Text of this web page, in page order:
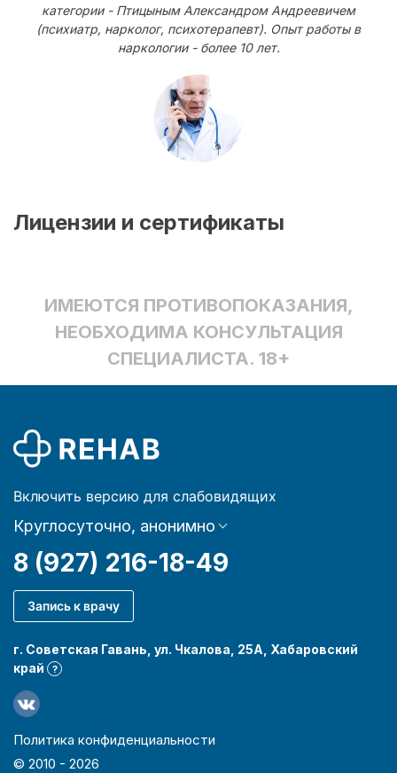
категории - Птицыным Александром Андреевичем
(психиатр, нарколог, психотерапевт). Опыт работы в
наркологии - более 10 лет.
Лицензии и сертификаты
ИМЕЮТСЯ ПРОТИВОПОКАЗАНИЯ,
НЕОБХОДИМА КОНСУЛЬТАЦИЯ
СПЕЦИАЛИСТА. 18+
Включить версию для слабовидящих
Круглосуточно, анонимно
8 (927) 216-18-49
Запись к врачу
г. Советская Гавань, ул. Чкалова, 25А, Хабаровский
край
?
Политика конфиденциальности
© 2010 - 2026